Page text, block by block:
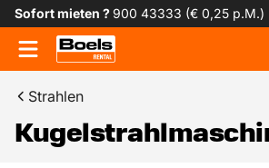
Sofort mieten ?900 43333 (€ 0,25 p.M.)
Strahlen